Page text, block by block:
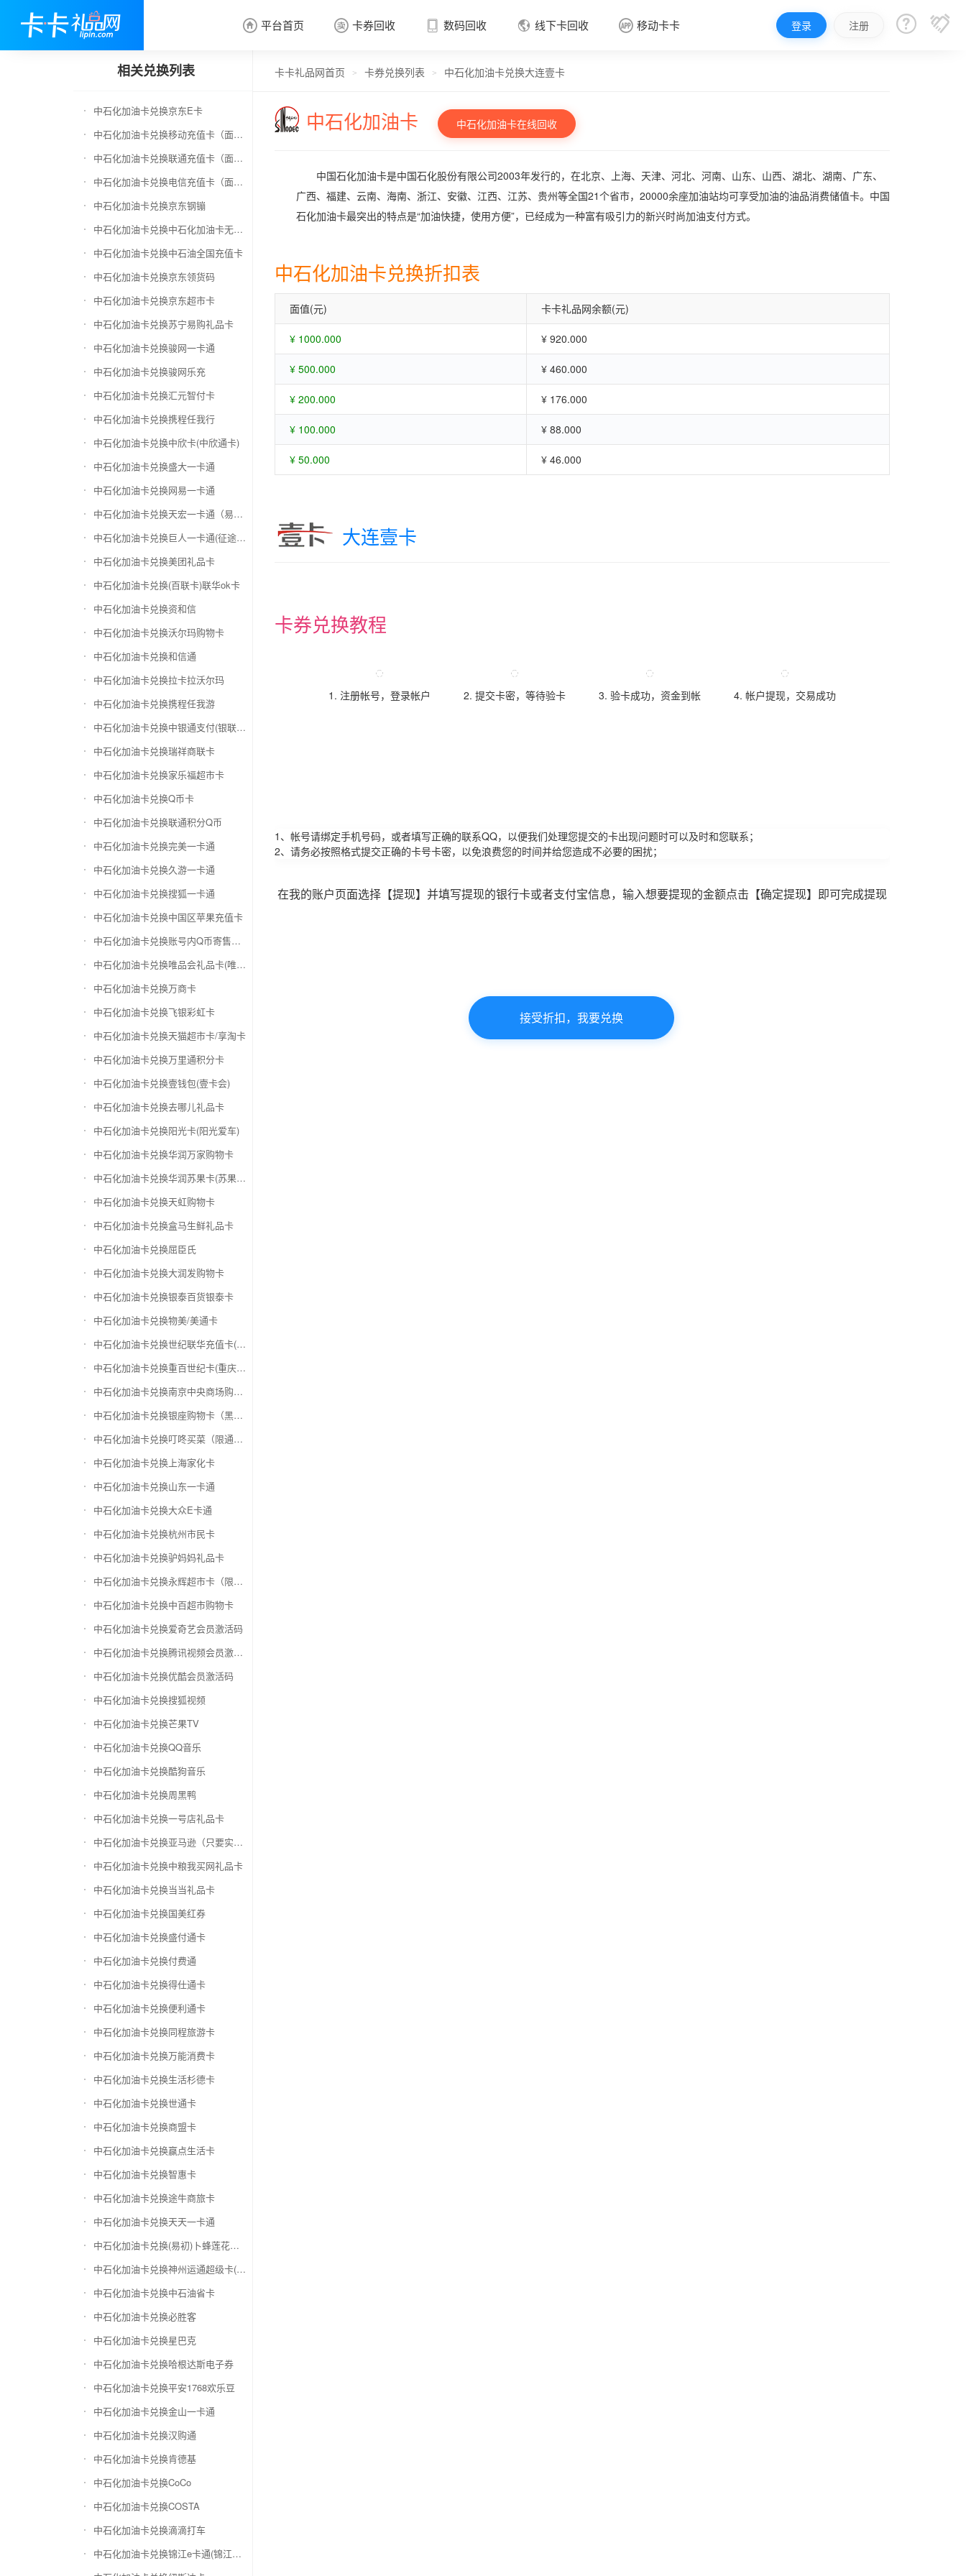
 平台首页  卡券回收
 卡券回收
 数码回收  线下卡回收  移动卡卡 登录 注册  
相关兑换列表
中石化加油卡兑换京东E卡
中石化加油卡兑换移动充值卡（面值千万别选错）
中石化加油卡兑换联通充值卡（面值千万别选错）
中石化加油卡兑换电信充值卡（面值千万别选错）
中石化加油卡兑换京东钢镚
中石化加油卡兑换中石化加油卡无卡号（面值千万别选错）
中石化加油卡兑换中石油全国充值卡
中石化加油卡兑换京东领货码
中石化加油卡兑换京东超市卡
中石化加油卡兑换苏宁易购礼品卡
中石化加油卡兑换骏网一卡通
中石化加油卡兑换骏网乐充
中石化加油卡兑换汇元智付卡
中石化加油卡兑换携程任我行
中石化加油卡兑换中欣卡(中欣通卡)
中石化加油卡兑换盛大一卡通
中石化加油卡兑换网易一卡通
中石化加油卡兑换天宏一卡通（易冲天宏卡）
中石化加油卡兑换巨人一卡通(征途卡)
中石化加油卡兑换美团礼品卡
中石化加油卡兑换(百联卡)联华ok卡
中石化加油卡兑换资和信
中石化加油卡兑换沃尔玛购物卡
中石化加油卡兑换和信通
中石化加油卡兑换拉卡拉沃尔玛
中石化加油卡兑换携程任我游
中石化加油卡兑换中银通支付(银联购物卡)
中石化加油卡兑换瑞祥商联卡
中石化加油卡兑换家乐福超市卡
中石化加油卡兑换Q币卡
中石化加油卡兑换联通积分Q币
中石化加油卡兑换完美一卡通
中石化加油卡兑换久游一卡通
中石化加油卡兑换搜狐一卡通
中石化加油卡兑换中国区苹果充值卡
中石化加油卡兑换账号内Q币寄售（维护中）
中石化加油卡兑换唯品会礼品卡(唯品卡)
中石化加油卡兑换万商卡
中石化加油卡兑换飞银彩虹卡
中石化加油卡兑换天猫超市卡/享淘卡
中石化加油卡兑换万里通积分卡
中石化加油卡兑换壹钱包(壹卡会)
中石化加油卡兑换去哪儿礼品卡
中石化加油卡兑换阳光卡(阳光爱车)
中石化加油卡兑换华润万家购物卡
中石化加油卡兑换华润苏果卡(苏果超市卡)（维护 请暂停提交）
中石化加油卡兑换天虹购物卡
中石化加油卡兑换盒马生鲜礼品卡
中石化加油卡兑换屈臣氏
中石化加油卡兑换大润发购物卡
中石化加油卡兑换银泰百货银泰卡
中石化加油卡兑换物美/美通卡
中石化加油卡兑换世纪联华充值卡(杭州联华)
中石化加油卡兑换重百世纪卡(重庆百货)
中石化加油卡兑换南京中央商场购物卡
中石化加油卡兑换银座购物卡（黑卡）
中石化加油卡兑换叮咚买菜（限通用礼品卡）
中石化加油卡兑换上海家化卡
中石化加油卡兑换山东一卡通
中石化加油卡兑换大众E卡通
中石化加油卡兑换杭州市民卡
中石化加油卡兑换驴妈妈礼品卡
中石化加油卡兑换永辉超市卡（限实体卡）
中石化加油卡兑换中百超市购物卡
中石化加油卡兑换爱奇艺会员激活码
中石化加油卡兑换腾讯视频会员激活码
中石化加油卡兑换优酷会员激活码
中石化加油卡兑换搜狐视频
中石化加油卡兑换芒果TV
中石化加油卡兑换QQ音乐
中石化加油卡兑换酷狗音乐
中石化加油卡兑换周黑鸭
中石化加油卡兑换一号店礼品卡
中石化加油卡兑换亚马逊（只要实体卡）
中石化加油卡兑换中粮我买网礼品卡
中石化加油卡兑换当当礼品卡
中石化加油卡兑换国美红券
中石化加油卡兑换盛付通卡
中石化加油卡兑换付费通
中石化加油卡兑换得仕通卡
中石化加油卡兑换便利通卡
中石化加油卡兑换同程旅游卡
中石化加油卡兑换万能消费卡
中石化加油卡兑换生活杉德卡
中石化加油卡兑换世通卡
中石化加油卡兑换商盟卡
中石化加油卡兑换赢点生活卡
中石化加油卡兑换智惠卡
中石化加油卡兑换途牛商旅卡
中石化加油卡兑换天天一卡通
中石化加油卡兑换(易初)卜蜂莲花礼品卡
中石化加油卡兑换神州运通超级卡(运通网购卡)
中石化加油卡兑换中石油省卡
中石化加油卡兑换必胜客
中石化加油卡兑换星巴克
中石化加油卡兑换哈根达斯电子券
中石化加油卡兑换平安1768欢乐豆
中石化加油卡兑换金山一卡通
中石化加油卡兑换汉购通
中石化加油卡兑换肯德基
中石化加油卡兑换CoCo
中石化加油卡兑换COSTA
中石化加油卡兑换滴滴打车
中石化加油卡兑换锦江e卡通(锦江一卡通)
卡卡礼品网首页 > 卡券兑换列表 > 中石化加油卡兑换大连壹卡
中石化加油卡 中石化加油卡在线回收
中国石化加油卡是中国石化股份有限公司2003年发行的，在北京、上海、天津、河北、河南、山东、山西、湖北、湖南、广东、
广西、福建、云南、海南、浙江、安徽、江西、江苏、贵州等全国21个省市，20000余座加油站均可享受加油的油品消费储值卡。中国
石化加油卡最突出的特点是“加油快捷，使用方便”，已经成为一种富有吸引力的新兴时尚加油支付方式。
中石化加油卡兑换折扣表
面值(元) 卡卡礼品网余额(元)
¥ 1000.000 ¥ 920.000
¥ 500.000 ¥ 460.000
¥ 200.000 ¥ 176.000
¥ 100.000 ¥ 88.000
¥ 50.000 ¥ 46.000
大连壹卡
卡券兑换教程
1. 注册帐号，登录帐户 2. 提交卡密，等待验卡 3. 验卡成功，资金到帐 4. 帐户提现，交易成功
1、帐号请绑定手机号码，或者填写正确的联系QQ，以便我们处理您提交的卡出现问题时可以及时和您联系；
2、请务必按照格式提交正确的卡号卡密，以免浪费您的时间并给您造成不必要的困扰；
在我的账户页面选择【提现】并填写提现的银行卡或者支付宝信息，输入想要提现的金额点击【确定提现】即可完成提现
接受折扣，我要兑换